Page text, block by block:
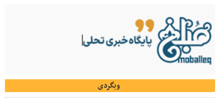
وبگردی